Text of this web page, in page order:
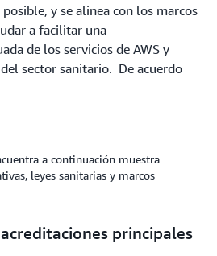
y se alinea con los marcos
a facilitar una
de los servicios de AWS y
sector sanitario. De acuerdo
los requisitos de conformidad
a continuación muestra
leyes sanitarias y marcos
principales